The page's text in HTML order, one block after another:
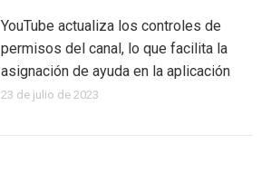
YouTube actualiza los controles de
permisos del canal, lo que facilita la
asignación de ayuda en la aplicación
23 de julio de 2023